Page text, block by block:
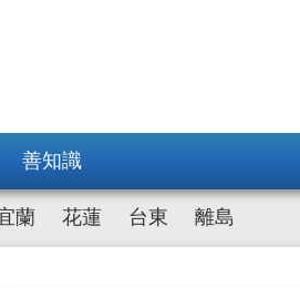
善知識
蘭 花蓮 台東 離島